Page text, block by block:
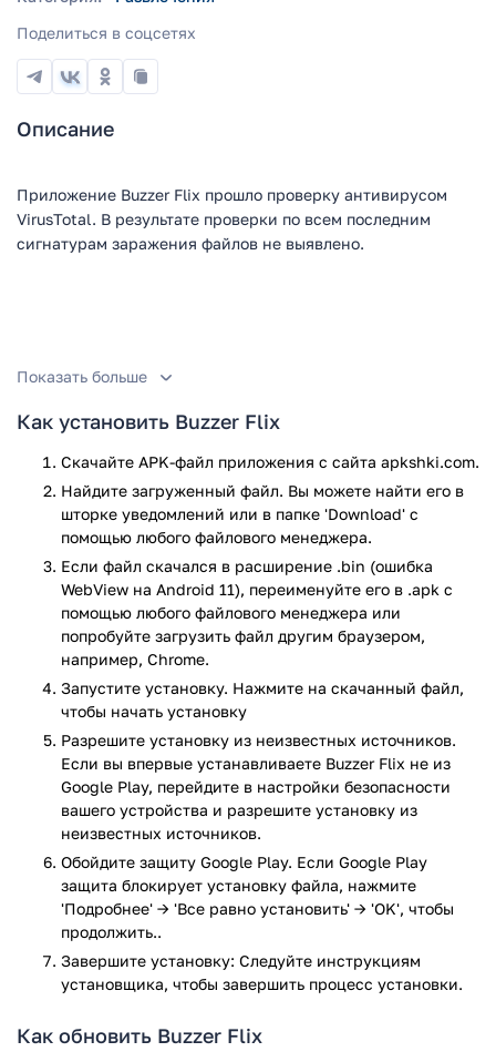
Поделиться в соцсетях
Описание
Приложение Buzzer Flix прошло проверку антивирусом
VirusTotal. В результате проверки по всем последним
сигнатурам заражения файлов не выявлено.
Показать больше
Как установить Buzzer Flix
Скачайте APK-файл приложения с сайта apkshki.com.
Найдите загруженный файл. Вы можете найти его в
шторке уведомлений или в папке 'Download' с
помощью любого файлового менеджера.
Если файл скачался в расширение .bin (ошибка
WebView на Android 11), переименуйте его в .apk с
помощью любого файлового менеджера или
попробуйте загрузить файл другим браузером,
например, Chrome.
Запустите установку. Нажмите на скачанный файл,
чтобы начать установку
Разрешите установку из неизвестных источников.
Если вы впервые устанавливаете Buzzer Flix не из
Google Play, перейдите в настройки безопасности
вашего устройства и разрешите установку из
неизвестных источников.
Обойдите защиту Google Play. Если Google Play
защита блокирует установку файла, нажмите
'Подробнее' → 'Все равно установить' → 'OK', чтобы
продолжить..
Завершите установку: Следуйте инструкциям
установщика, чтобы завершить процесс установки.
Как обновить Buzzer Flix